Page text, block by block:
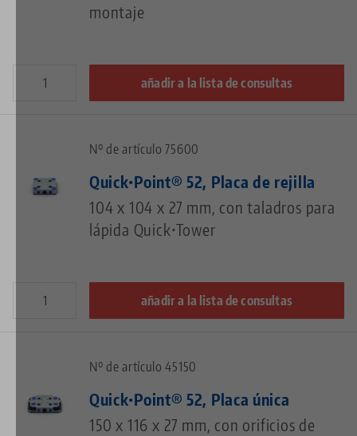
montaje
añadir a la lista de consultas
Nº de artículo 75600
Quick•Point® 52, Placa de rejilla
104 x 104 x 27 mm, con taladros para
lápida Quick•Tower
añadir a la lista de consultas
Nº de artículo 45150
Quick•Point® 52, Placa única
150 x 116 x 27 mm, con orificios de